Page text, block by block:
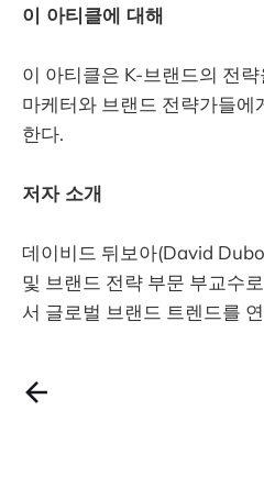
이 아티클에 대해
이 아티클은 K-브랜드의 전
마케터와 브랜드 전략가들에
한다.
저자 소개
데이비드 뒤보아(David
및 브랜드 전략 부문 부교수
서 글로벌 브랜드 트렌드를